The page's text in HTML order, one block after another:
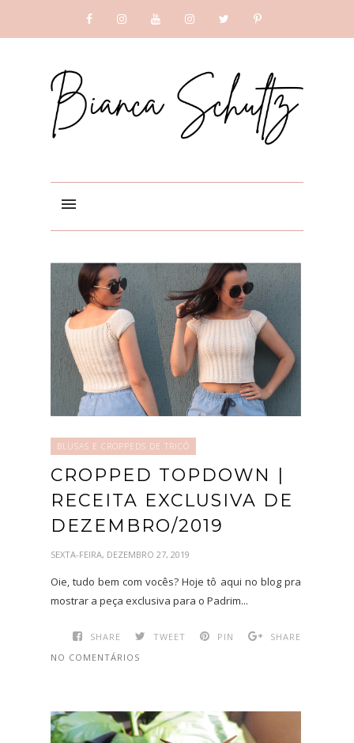
BLUSAS E CROPPEDS DE TRICÔ
CROPPED TOPDOWN |
RECEITA EXCLUSIVA DE
DEZEMBRO/2019
SEXTA-FEIRA, DEZEMBRO 27, 2019
Oie, tudo bem com vocês? Hoje tô aqui no blog pra
mostrar a peça exclusiva para o Padrim...
SHARE TWEET PIN
SHARE
NO COMENTÁRIOS